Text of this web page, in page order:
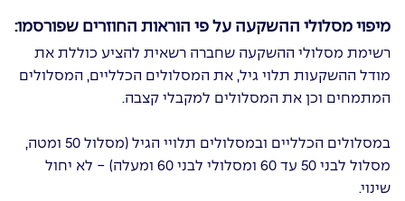
מיפוי מסלולי ההשקעה על פי הוראות החוזרים שפורסמו:
רשימת מסלולי ההשקעה שחברה רשאית להציע כוללת את
מודל ההשקעות תלוי גיל, את המסלולים הכלליים, המסלולים
המתמחים וכן את המסלולים למקבלי קצבה.
במסלולים הכלליים ובמסלולים תלויי הגיל (מסלול 50 ומטה,
מסלול לבני 50 עד 60 ומסלולי לבני 60 ומעלה) - לא יחול
שינוי.